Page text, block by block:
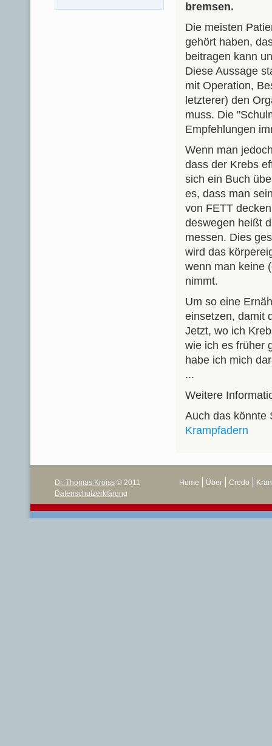
bremsen.
Die meisten
gehört haben,
beitragen kann
Diese Aussage
mit Operation,
letzterer) den
muss. Die
Empfehlungen
Wenn man
dass der Krebs
sich ein Buch
es, dass man
von FETT
deswegen heißt
messen. Dies
wird das
wenn man keine
nimmt.
Um so eine
einsetzen, damit
Jetzt, wo ich
wie ich es früher
habe ich mich
...
Weitere
Auch das könnte
Krampfadern
Dr. Thomas Kroiss © 2011
Datenschutzerklärung
Home Über Credo